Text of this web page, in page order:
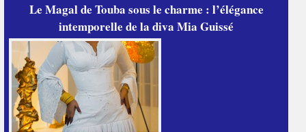
Le Magal de Touba sous le charme : l’élégance
intemporelle de la diva Mia Guissé